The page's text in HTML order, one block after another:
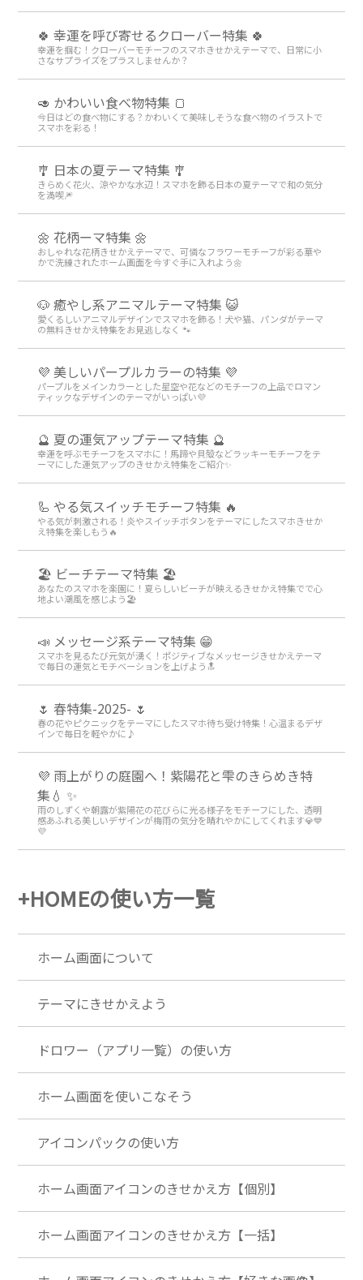
🍀 幸運を呼び寄せるクローバー特集 🍀
幸運を掴む！クローバーモチーフのスマホきせかえテーマで、日常に小
さなサプライズをプラスしませんか？
🥑 かわいい食べ物特集 🍞
今日はどの食べ物にする？かわいくて美味しそうな食べ物のイラストで
スマホを彩る！
🎐 日本の夏テーマ特集 🎐
きらめく花火、涼やかな水辺！スマホを飾る日本の夏テーマで和の気分
を満喫🎆
🌼 花柄ーマ特集 🌼
おしゃれな花柄きせかえテーマで、可憐なフラワーモチーフが彩る華や
かで洗練されたホーム画面を今すぐ手に入れよう🌼
🐶 癒やし系アニマルテーマ特集 😺
愛くるしいアニマルデザインでスマホを飾る！犬や猫、パンダがテーマ
の無料きせかえ特集をお見逃しなく 🐾
💜 美しいパープルカラーの特集 💜
パープルをメインカラーとした星空や花などのモチーフの上品でロマン
ティックなデザインのテーマがいっぱい💜
🔮 夏の運気アップテーマ特集 🔮
幸運を呼ぶモチーフをスマホに！馬蹄や貝殻などラッキーモチーフをテ
ーマにした運気アップのきせかえ特集をご紹介✨
🦾 やる気スイッチモチーフ特集 🔥
やる気が刺激される！炎やスイッチボタンをテーマにしたスマホきせか
え特集を楽しもう🔥
🏖 ビーチテーマ特集 🏖
あなたのスマホを楽園に！夏らしいビーチが映えるきせかえ特集でで心
地よい潮風を感じよう🏖
📣 メッセージ系テーマ特集 😁
スマホを見るたび元気が湧く！ポジティブなメッセージきせかえテーマ
で毎日の運気とモチベーションを上げよう🔝
🌷 春特集-2025- 🌷
春の花やピクニックをテーマにしたスマホ待ち受け特集！心温まるデザ
インで毎日を軽やかに♪
💜 雨上がりの庭園へ！紫陽花と雫のきらめき特
集💧 ✨
雨のしずくや朝露が紫陽花の花びらに光る様子をモチーフにした、透明
感あふれる美しいデザインが梅雨の気分を晴れやかにしてくれます💎💙
💜
+HOMEの使い方一覧
ホーム画面について
テーマにきせかえよう
ドロワー（アプリ一覧）の使い方
ホーム画面を使いこなそう
アイコンパックの使い方
ホーム画面アイコンのきせかえ方【個別】
ホーム画面アイコンのきせかえ方【一括】